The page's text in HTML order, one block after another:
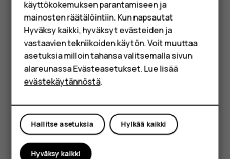
HMD Terra M
Yrityksille
Tabletit
Shop
Chrome-selaimessa
Napauta osoitepalkin vieressä olevaa ruutua.
NapautaX-painiketta suljettavassa välilehdessä.
Hae tietoja webistä
Tutki webiä sekä koko maailmaa Google Haun avulla. Voit
Chrome-selaimessa
Napauta hakupalkkia.
Kirjoita hakusana hakukenttään.
käyttökokemuksen parantamiseen ja
mainosten räätälöintiin. Kun napsautat
Hyväksy kaikki, hyväksyt evästeiden ja
vastaavien tekniikoiden käytön. Voit muuttaa
asetuksia milloin tahansa valitsemalla sivun
alareunassa Evästeasetukset. Lue lisää
evästekäytännöstä.
Hylkää kaikki
Hallitse asetuksia
Hyväksy kaikki